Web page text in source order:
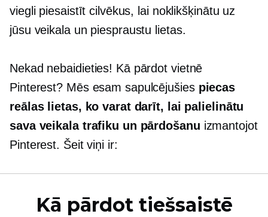
viegli piesaistīt cilvēkus, lai noklikšķinātu uz
jūsu veikala un piespraustu lietas.
Nekad nebaidieties! Kā pārdot vietnē
Pinterest? Mēs esam sapulcējušies piecas
reālas lietas, ko varat darīt, lai palielinātu
sava veikala trafiku un pārdošanu izmantojot
Pinterest. Šeit viņi ir:
Kā pārdot tiešsaistē